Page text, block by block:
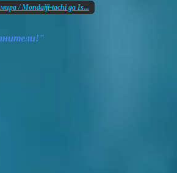
/ Mondaiji-tachi ga Is...